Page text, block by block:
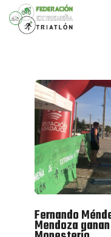
Fernando
Mendoza